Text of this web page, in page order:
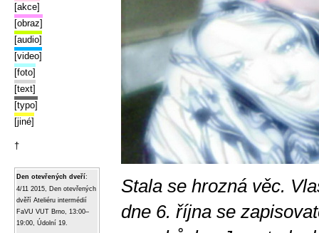
[akce]
[obraz]
[audio]
[video]
[foto]
[text]
[typo]
[jiné]
†
Den otevřených dveří:
4/11 2015, Den otevřených
dvěří Ateliéru intermédií
FaVU VUT Brno, 13:00–
19:00, Údolní 19.
Stala se hrozná věc.
dne 6. října se